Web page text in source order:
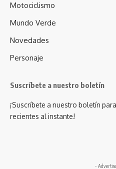
Motociclismo
Mundo Verde
Novedades
Personaje
Suscríbete a nuestro boletín
¡Suscríbete a nuestro boletín
recientes al instante!
-